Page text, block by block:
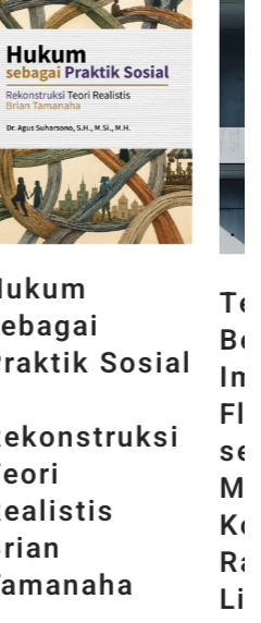
Teknologi
Beton :
Implementasi
Fly Ash
sebagai
Material
Konstruksi
Ramah
Lingkungan